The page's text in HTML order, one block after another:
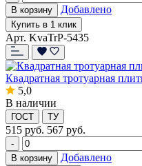
В корзину
Добавлено
Купить в 1 клик
Арт. KvaTrP-5435
Квадратная тротуарная
5,0
В наличии
ГОСТ ТУ
515 руб. 567 руб.
-
В корзину
Добавлено